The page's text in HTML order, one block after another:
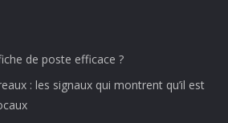
de poste efficace ?
: les signaux qui montrent qu’il est